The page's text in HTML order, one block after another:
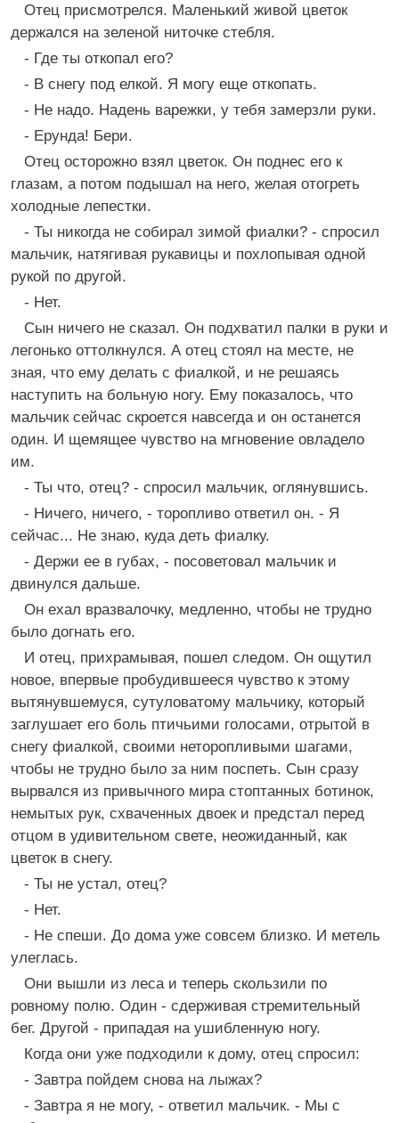
Отец присмотрелся. Маленький живой цветок
держался на зеленой ниточке стебля.
- Где ты откопал его?
- В снегу под елкой. Я могу еще откопать.
- Не надо. Надень варежки, у тебя замерзли руки.
- Ерунда! Бери.
Отец осторожно взял цветок. Он поднес его к
глазам, а потом подышал на него, желая отогреть
холодные лепестки.
- Ты никогда не собирал зимой фиалки? - спросил
мальчик, натягивая рукавицы и похлопывая одной
рукой по другой.
- Нет.
Сын ничего не сказал. Он подхватил палки в руки и
легонько оттолкнулся. А отец стоял на месте, не
зная, что ему делать с фиалкой, и не решаясь
наступить на больную ногу. Ему показалось, что
мальчик сейчас скроется навсегда и он останется
один. И щемящее чувство на мгновение овладело
им.
- Ты что, отец? - спросил мальчик, оглянувшись.
- Ничего, ничего, - торопливо ответил он. - Я
сейчас... Не знаю, куда деть фиалку.
- Держи ее в губах, - посоветовал мальчик и
двинулся дальше.
Он ехал вразвалочку, медленно, чтобы не трудно
было догнать его.
И отец, прихрамывая, пошел следом. Он ощутил
новое, впервые пробудившееся чувство к этому
вытянувшемуся, сутуловатому мальчику, который
заглушает его боль птичьими голосами, отрытой в
снегу фиалкой, своими неторопливыми шагами,
чтобы не трудно было за ним поспеть. Сын сразу
вырвался из привычного мира стоптанных ботинок,
немытых рук, схваченных двоек и предстал перед
отцом в удивительном свете, неожиданный, как
цветок в снегу.
- Ты не устал, отец?
- Нет.
- Не спеши. До дома уже совсем близко. И метель
улеглась.
Они вышли из леса и теперь скользили по
ровному полю. Один - сдерживая стремительный
бег. Другой - припадая на ушибленную ногу.
Когда они уже подходили к дому, отец спросил:
- Завтра пойдем снова на лыжах?
- Завтра я не могу, - ответил мальчик. - Мы с